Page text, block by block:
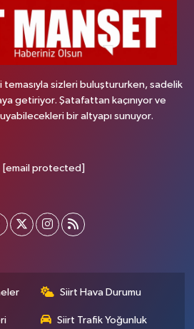
sizleri buluştururken, sadelik
getiriyor. Şatafattan kaçınıyor ve
bir altyapı sunuyor.
[email protected]
Siirt Hava Durumu
Siirt Trafik Yoğunluk